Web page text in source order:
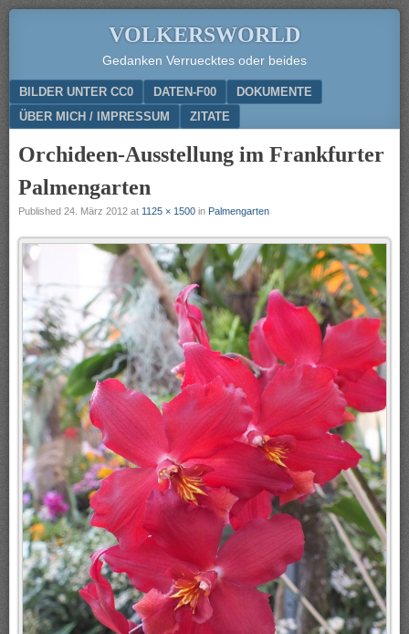
VOLKERSWORLD
Gedanken Verruecktes oder beides
Menu
SKIP TO CONTENT
BILDER UNTER CC0 DATEN-F00
DOKUMENTE
ÜBER MICH / IMPRESSUM
ZITATE
Orchideen-Ausstellung im Frankfurter
Palmengarten
Published 24. März 2012 at 1125 × 1500 in Palmengarten